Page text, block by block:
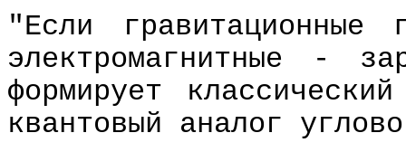
"Если
электромагнитные -
формирует
квантовый аналог